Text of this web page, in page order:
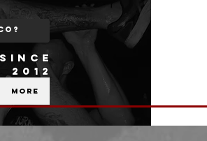
2012
More